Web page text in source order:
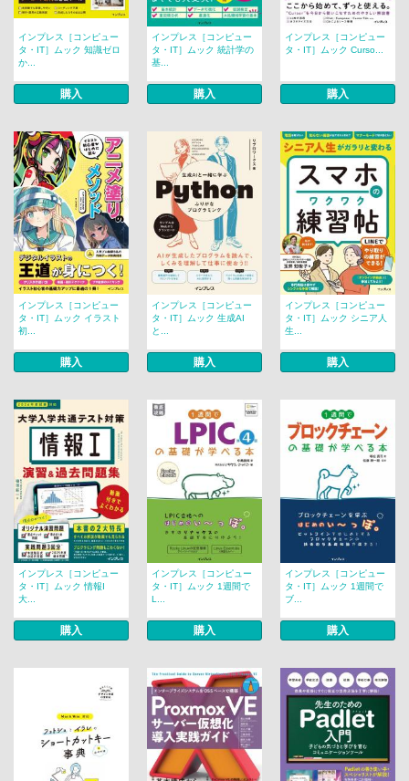
インプレス［コンピュー
タ・IT］ムック 知識ゼロ
か...
購入
インプレス［コンピュー
タ・IT］ムック 統計学の
基...
購入
インプレス［コンピュー
タ・IT］ムック Curso...
購入
インプレス［コンピュー
タ・IT］ムック イラスト
初...
購入
インプレス［コンピュー
タ・IT］ムック 生成AI
と...
購入
インプレス［コンピュー
タ・IT］ムック シニア人
生...
購入
インプレス［コンピュー
タ・IT］ムック 情報I
大...
購入
インプレス［コンピュー
タ・IT］ムック 1週間で
L...
購入
インプレス［コンピュー
タ・IT］ムック 1週間で
ブ...
購入